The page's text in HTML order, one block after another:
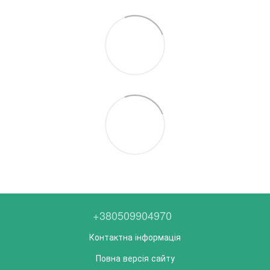
+380509904970
Контактна інформація
Повна версія сайту